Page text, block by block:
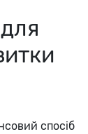
спосіб